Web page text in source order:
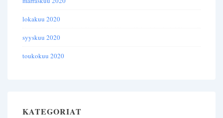
lokakuu 2020
syyskuu 2020
toukokuu 2020
KATEGORIAT